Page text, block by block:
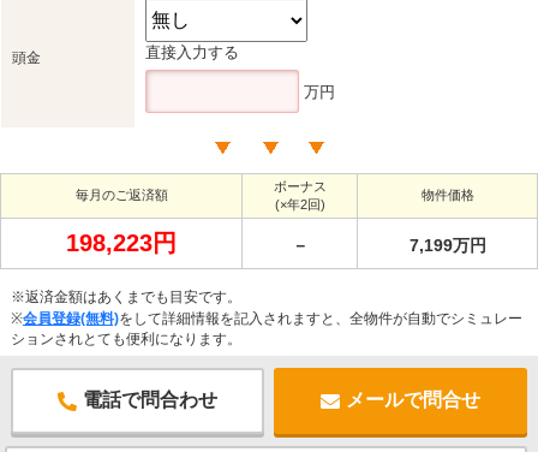
頭金 直接入力する
万円
毎月のご返済額
ボーナス
(×年2回)
物件価格
198,223円 － 7,199万円
※返済金額はあくまでも目安です。
※会員登録(無料)をして詳細情報を記入されますと、全物件が自動でシミュレー
ションされとても便利になります。
電話で問合わせ メールで問合せ